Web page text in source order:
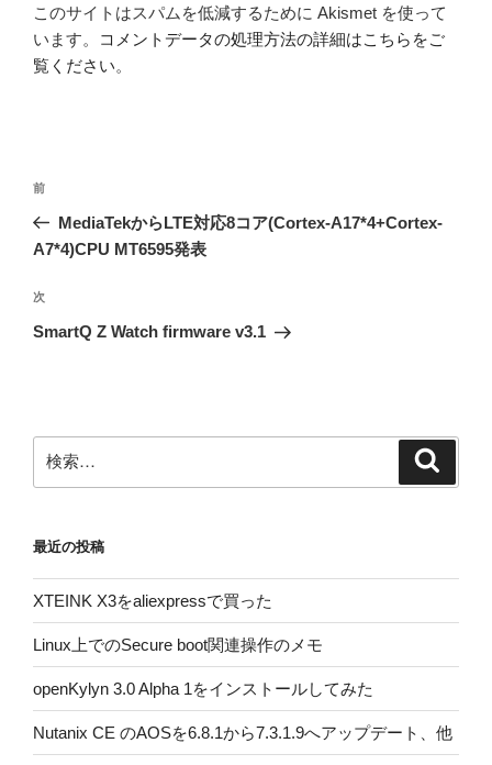
このサイトはスパムを低減するために Akismet を使って
います。
コメントデータの処理方法の詳細はこちらをご
覧ください。
投
ナ
ゲ
ー
前
の
投
前
MediaTekからLTE対応8コア(Cortex-A17*4+Cortex-
A7*4)CPU MT6595発表
次
の
次
SmartQ Z Watch firmware v3.1
索:
最近の投稿
XTEINK X3をaliexpressで買った
Linux上でのSecure boot関連操作のメモ
openKylyn 3.0 Alpha 1をインストールしてみた
Nutanix CE のAOSを6.8.1から7.3.1.9へアップデート、他